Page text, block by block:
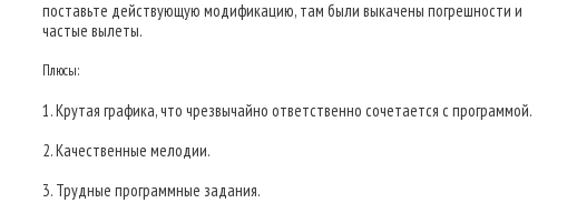
поставьте действующую модификацию, там были выкачены погрешности и
частые вылеты.
Плюсы:
1. Крутая графика, что чрезвычайно ответственно сочетается с программой.
2. Качественные мелодии.
3. Трудные программные задания.